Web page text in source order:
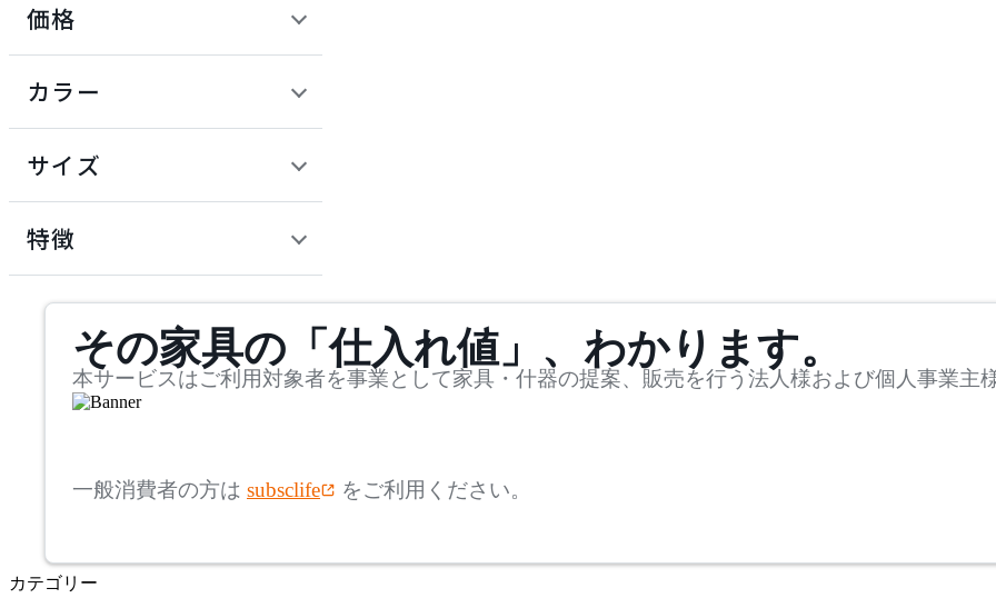
アダルトータルインテリ
ADRS
アルペール
アズマヤ
価格
カラー
サイズ
mm
検索
~
~
座面高
検索
特徴
その家具の「仕入れ値」、わかります。
本サービスはご利用対象者を事業として家具・什器の提案、販売を行う法人様および個人事業主
一般消費者の方は subsclife をご利用ください。
カテゴリー